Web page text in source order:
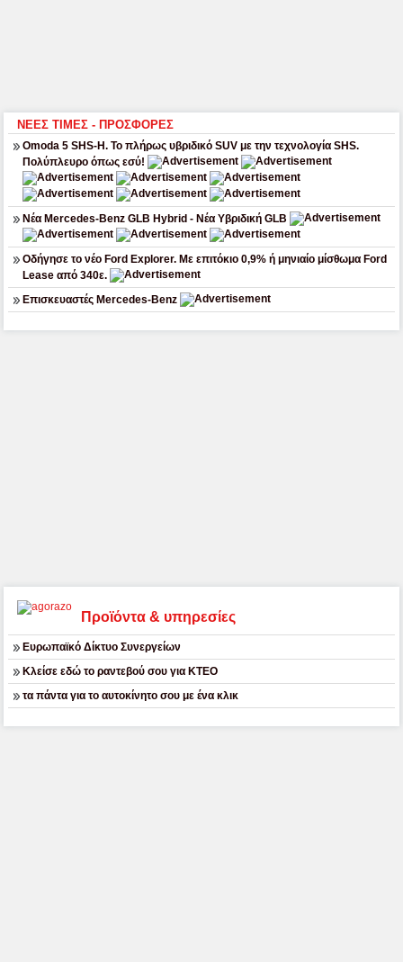
ΝΕΕΣ ΤΙΜΕΣ - ΠΡΟΣΦΟΡΕΣ
Omoda 5 SHS-H. Το πλήρως υβριδικό SUV με την τεχνολογία SHS.
Πολύπλευρο όπως εσύ!
Νέα Mercedes-Benz GLB Hybrid - Νέα Υβριδική GLB
Οδήγησε το νέο Ford Explorer. Με επιτόκιο 0,9% ή μηνιαίο μίσθωμα Ford
Lease από 340ε.
Επισκευαστές Mercedes-Benz
Προϊόντα & υπηρεσίες
Ευρωπαϊκό Δίκτυο Συνεργείων
Κλείσε εδώ το ραντεβού σου για ΚΤΕΟ
τα πάντα για το αυτοκίνητο σου με ένα κλικ